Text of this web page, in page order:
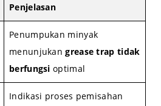
Penjelasan
Penumpukan minyak
menunjukangrease trap tidak
berfungsi optimal
Indikasi proses pemisahan